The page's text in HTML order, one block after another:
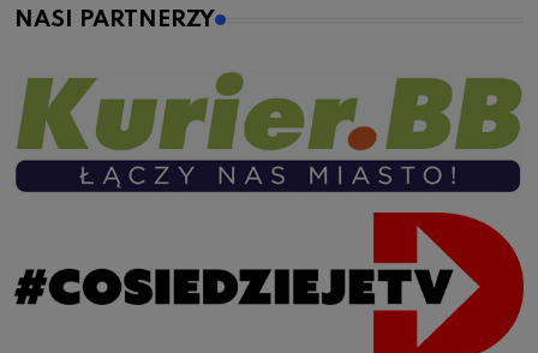
NASI PARTNERZY